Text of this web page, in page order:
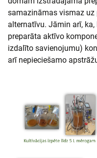
samazināmas vismaz
alternatīvu. Jāmin arī,
preparāta aktīvo
izdalīto savienojumu)
arī nepieciešamo